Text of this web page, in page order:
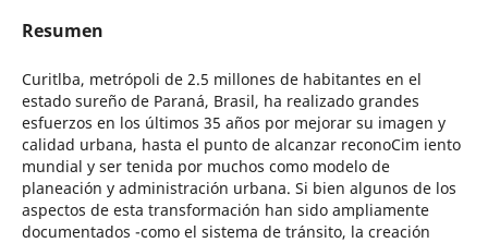
Resumen
Curitlba, metrópoli de 2.5 millones de habitantes en el
estado sureño de Paraná, Brasil, ha realizado grandes
esfuerzos en los últimos 35 años por mejorar su imagen y
calidad urbana, hasta el punto de alcanzar reconoCim iento
mundial y ser tenida por muchos como modelo de
planeación y administración urbana. Si bien algunos de los
aspectos de esta transformación han sido ampliamente
documentados -como el sistema de tránsito, la creación